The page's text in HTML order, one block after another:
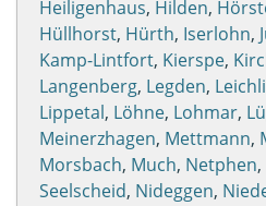
Heiligenhaus, Hilden,
Hüllhorst, Hürth, Iserlohn,
Kamp-Lintfort, Kierspe,
Langenberg, Legden,
Lippetal, Löhne, Lohmar,
Meinerzhagen, Mettmann,
Morsbach, Much, Netphen,
Seelscheid, Nideggen,